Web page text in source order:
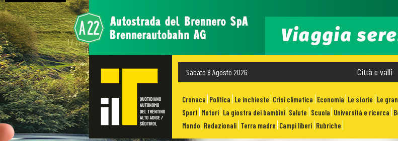
Sabato 8 Agosto 2026 Città e valli
Cronaca Politica Le inchieste Crisi climatica Economia Le storie Le
Sport Motori La giostra dei bambini Salute Scuola Università e ricerca
Mondo Redazionali Terra madre Campi liberi Rubriche